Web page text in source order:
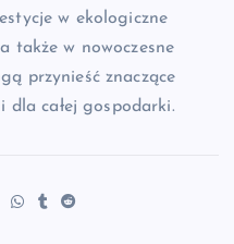
w ekologiczne
także w nowoczesne
przynieść znaczące
dla całej gospodarki.